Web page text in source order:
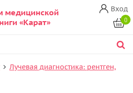
медицинской
«Карат»
Вход
0
Лучевая диагностика: рентген,